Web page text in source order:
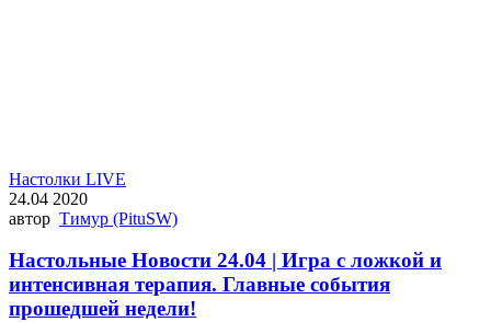
Настолки LIVE
24.04 2020
автор Тимур (PituSW)
Настольные Новости 24.04 | Игра с ложкой и
интенсивная терапия. Главные события
прошедшей недели!